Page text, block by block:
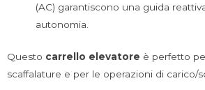
(AC) garantiscono una guida
autonomia.
Questo carrello elevatore è perfetto
scaffalature e per le operazioni di carico/